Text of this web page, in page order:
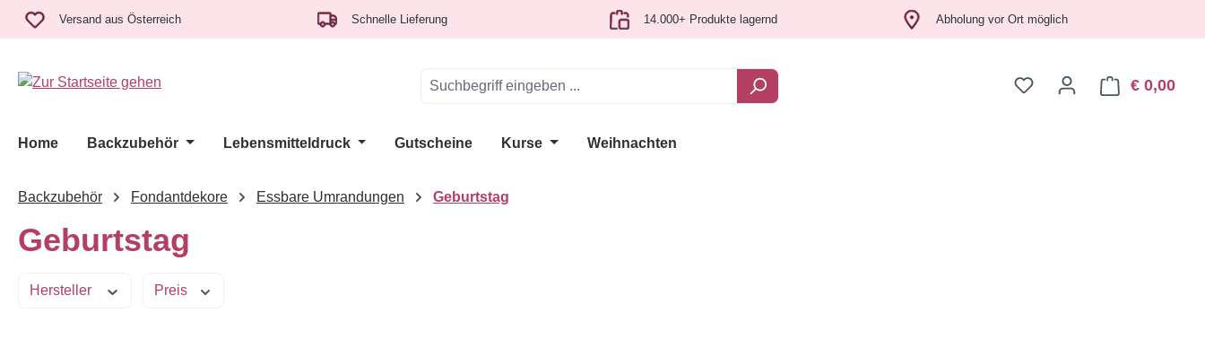
Hauptinhalt springen
Zur Suche springen
Zur Hauptnavigation springen
Versand aus Österreich Schnelle Lieferung 14.000+ Produkte lagernd Abholung vor Ort möglich
€ 0,00
Home Backzubehör Lebensmitteldruck Gutscheine Kurse Weihnachten
Backzubehör Fondantdekore Essbare Umrandungen Geburtstag
Geburtstag
Hersteller Preis